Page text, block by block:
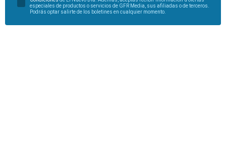
especiales de productos o servicios de GFR Media, sus afiliadas o de terceros.
Podrás optar salirte de los boletines en cualquier momento.